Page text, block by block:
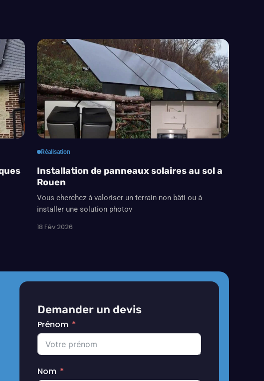
Réalisation
Installation de panneaux solaires au sol a
Rouen
Vous cherchez à valoriser un terrain non bâti ou à
installer une solution photov
18 Fév 2026
Demander un devis
Prénom
Nom